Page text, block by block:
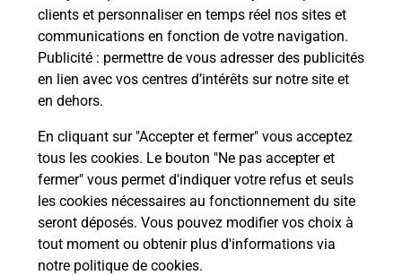
clients et personnaliser en temps réel nos sites et
communications en fonction de votre navigation.
Publicité : permettre de vous adresser des publicités
en lien avec vos centres d’intérêts sur notre site et
en dehors.
En cliquant sur "Accepter et fermer" vous acceptez
tous les cookies. Le bouton "Ne pas accepter et
fermer" vous permet d'indiquer votre refus et seuls
les cookies nécessaires au fonctionnement du site
seront déposés. Vous pouvez modifier vos choix à
tout moment ou obtenir plus d'informations via
notre politique de cookies.
numéro de mobile gratuitement ?
Est-ce que je peux bénéficier de la 5G
avec La Poste Mobile ?
Est-ce que je peux utiliser mon forfait
à l’étranger avec La Poste Mobile ?
Est-ce que je peux payer mon iPhone
en plusieurs fois avec La Poste Mobile
?